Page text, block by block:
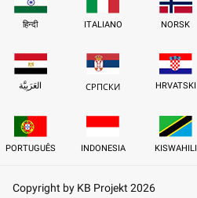
हिन्दी ITALIANO NORSK
العَرَبِيَّة СРПСКИ HRVATSKI
PORTUGUÊS INDONESIA KISWAHILI
Copyright by KB Projekt 2026